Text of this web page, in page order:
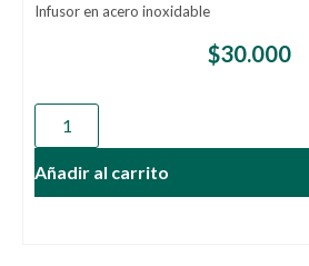
Infusor en acero inoxidable
$30.000
Añadir al carrito